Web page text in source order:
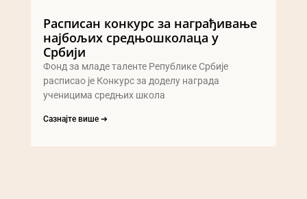
Расписан конкурс за награђивање
најбољих средњошколаца у
Србији
Фонд за младе таленте Републике Србије
расписао је Конкурс за доделу награда
ученицима средњих школа
Сазнајте више ➔